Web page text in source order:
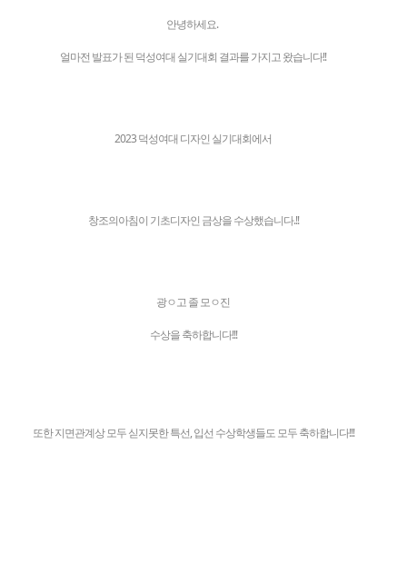
안녕하세요.
얼마전 발표가 된 덕성여대 실기대회 결과를 가지고 왔습니다!!
2023 덕성여대 디자인 실기대회에서
창조의아침이 기초디자인 금상을 수상했습니다.!!
광ㅇ고 졸 모ㅇ진
수상을 축하합니다!!!
또한 지면관계상 모두 싣지못한 특선, 입선 수상학생들도 모두 축하합니다!!!